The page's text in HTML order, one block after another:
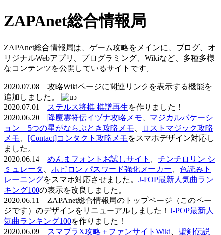
ZAPAnet総合情報局
ZAPAnet総合情報局は、ゲーム攻略をメインに、ブログ、オ
リジナルWebアプリ、プログラミング、Wikiなど、多種多様
なコンテンツを公開しているサイトです。
2020.07.08 攻略Wikiページに関連リンクを表示する機能を
追加しました。
2020.07.01
ステルス将棋 棋譜再生を作りました！
2020.06.20
降魔霊符伝イヅナ攻略メモ
マジカルバケーシ
ョン 5つの星がならぶとき攻略メモ
ロストマジック攻略
メモ
[Contact]コンタクト攻略メモをスマホデザイン対応し
ました。
2020.06.14 めんまフォントお試しサイト
チンチロリン シ
ミュレータ
ホビロン パスワード強化メーカー
色読みト
レーニングをスマホ対応させました。 J-POP最新人気曲ラン
キング100の表示を改良しました。
2020.06.11 ZAPAnet総合情報局のトップページ（このペー
ジです）のデザインをリニューアルしました！ J-POP最新人
気曲ランキング100を作りました！
2020.06.09
スマブラX攻略＋ファンサイトWiki
聖剣伝説